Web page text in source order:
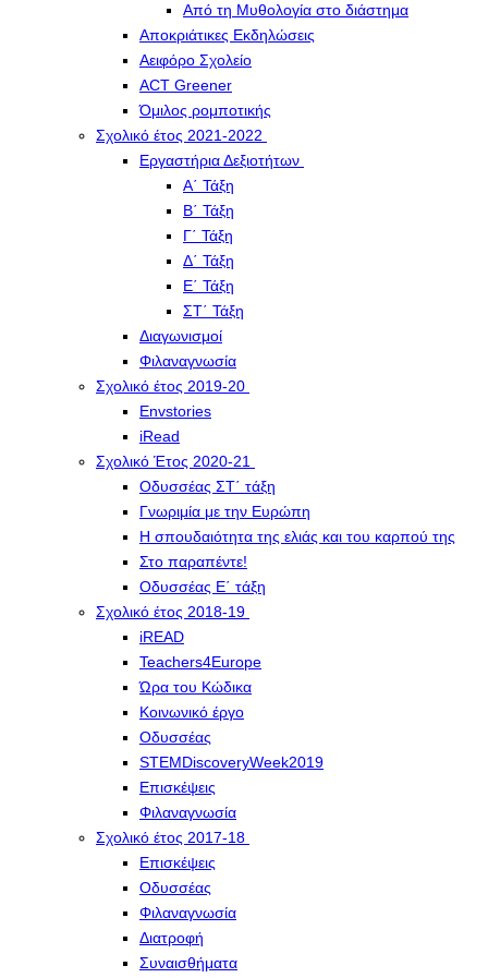
Από τη Μυθολογία στο διάστημα
Αποκριάτικες Εκδηλώσεις
Αειφόρο Σχολείο
ACT Greener
Όμιλος ρομποτικής
Σχολικό έτος 2021-2022
Εργαστήρια Δεξιοτήτων
Α΄ Τάξη
Β΄ Τάξη
Γ΄ Τάξη
Δ΄ Τάξη
Ε΄ Τάξη
ΣΤ΄ Τάξη
Διαγωνισμοί
Φιλαναγνωσία
Σχολικό έτος 2019-20
Envstories
iRead
Σχολικό Έτος 2020-21
Οδυσσέας ΣΤ΄ τάξη
Γνωριμία με την Ευρώπη
Η σπουδαιότητα της ελιάς και του καρπού της
Στο παραπέντε!
Οδυσσέας Ε΄ τάξη
Σχολικό έτος 2018-19
iREAD
Teachers4Europe
Ώρα του Κώδικα
Κοινωνικό έργο
Οδυσσέας
STEMDiscoveryWeek2019
Επισκέψεις
Φιλαναγνωσία
Σχολικό έτος 2017-18
Επισκέψεις
Οδυσσέας
Φιλαναγνωσία
Διατροφή
Συναισθήματα